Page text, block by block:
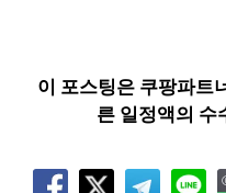
이 포스팅은 쿠팡파트
른 일정액의 수